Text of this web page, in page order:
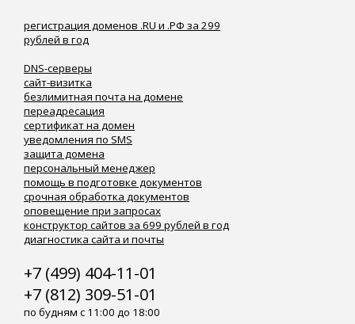
регистрация доменов .RU и .РФ за 299
рублей в год
DNS-серверы
сайт-визитка
безлимитная почта на домене
переадресация
сертификат на домен
уведомления по SMS
защита домена
персональный менеджер
помощь в подготовке документов
срочная обработка документов
оповещение при запросах
конструктор сайтов за 699 рублей в год
диагностика сайта и почты
+7 (499) 404-11-01
+7 (812) 309-51-01
по будням с 11:00 до 18:00